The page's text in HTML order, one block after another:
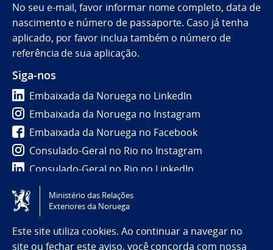
No seu e-mail, favor informar nome completo, data de
nascimento e número de passaporte. Caso já tenha
aplicado, por favor inclua também o número de
referência de sua aplicação.
Siga-nos
Embaixada da Noruega no LinkedIn
Embaixada da Noruega no Instagram
Embaixada da Noruega no Facebook
Consulado-Geral no Rio no Instagram
Consulado-Geral no Rio no LinkedIn
Tilgjengelighetserklæring / Accessibility statement
(NO)
Ministério das Relações
Exteriores da Noruega
Este site utiliza cookies. Ao continuar a navegar no
site ou fechar este aviso, você concorda com nossa